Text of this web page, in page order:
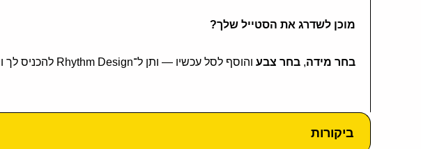
מוכן לשדרג את הסטייל שלך?
בחר מידה, בחר צבעוהוסף לסל עכשיו — ותן ל־Rhythm Design להכניס לך וייב אמיתי לארון.
ביקורות